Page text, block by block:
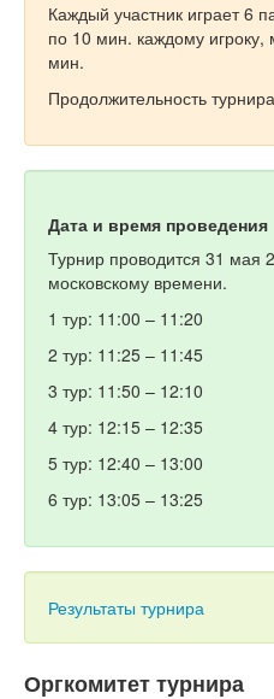
Каждый участник играет 6
по 10 мин. каждому
мин.
Продолжительность
Дата и время проведения
Турнир проводится 31 мая
московскому времени.
1 тур: 11:00 – 11:20
2 тур: 11:25 – 11:45
3 тур: 11:50 – 12:10
4 тур: 12:15 – 12:35
5 тур: 12:40 – 13:00
6 тур: 13:05 – 13:25
Результаты турнира
Оргкомитет турнира